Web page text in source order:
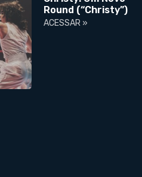
Round (“Christy”)
ACESSAR »